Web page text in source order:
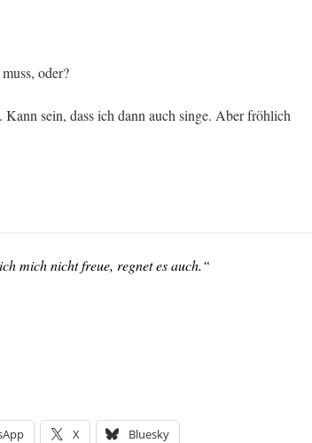
oder?
sein, dass ich dann auch singe. Aber fröhlich
mich nicht freue, regnet es auch.“
X Bluesky